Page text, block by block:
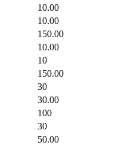
10.00
10.00
150.00
10.00
10
150.00
30
30.00
100
30
50.00